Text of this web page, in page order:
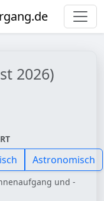
2026)
Astronomisch
und -